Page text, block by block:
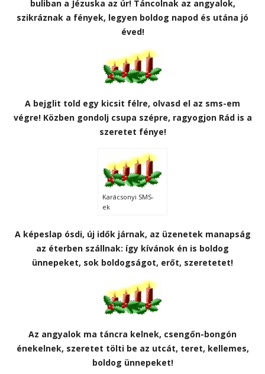
buliban a Jézuska az úr! Táncolnak az angyalok,
szikráznak a fények, legyen boldog napod és utána jó
éved!
A bejglit told egy kicsit félre, olvasd el az sms-em
végre! Közben gondolj csupa szépre, ragyogjon Rád is a
szeretet fénye!
Karácsonyi SMS-
ek
A képeslap ósdi, új idők járnak, az üzenetek manapság
az éterben szállnak: így kívánok én is boldog
ünnepeket, sok boldogságot, erőt, szeretetet!
Az angyalok ma táncra kelnek, csengőn-bongón
énekelnek, szeretet tölti be az utcát, teret, kellemes,
boldog ünnepeket!